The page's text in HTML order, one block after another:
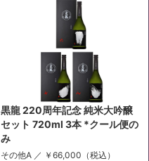
黒龍 220周年記念 純米大吟醸
セット 720ml 3本 *クール便の
み
その他A ／ ￥66,000 （税込）